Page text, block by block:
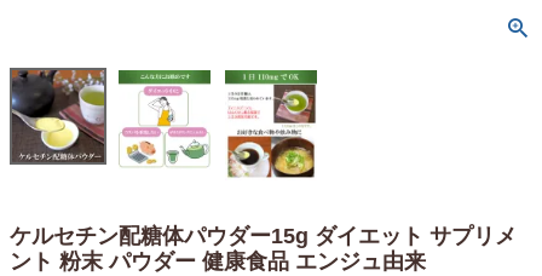
ケルセチン配糖体パウダー15g ダイエット サプリメ
ント 粉末 パウダー 健康食品 エンジュ由来